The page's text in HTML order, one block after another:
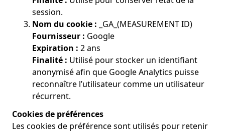
session.
Nom du cookie : _GA_(MEASUREMENT ID)
Fournisseur : Google
Expiration : 2 ans
Finalité : Utilisé pour stocker un identifiant
anonymisé afin que Google Analytics puisse
reconnaître l’utilisateur comme un utilisateur
récurrent.
Cookies de préférences
Les cookies de préférence sont utilisés pour retenir